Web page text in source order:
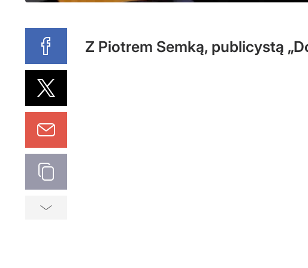
Z Piotrem Semką, publicystą